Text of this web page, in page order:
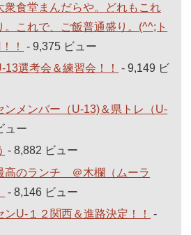
食堂まんだらや。どれもこれ
。これで、ご飯普通盛り。(^^;ト
！
- 9,375 ビュー
選考会＆練習会！！
- 9,149 ビ
ンメンバー（U-13)＆県トレ（U-
ュー
- 8,882 ビュー
高のランチ ＠木欄（ムーラ
- 8,146 ビュー
U-１２関西＆進路決定！！
-